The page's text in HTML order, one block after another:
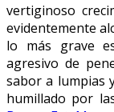
vertiginoso
evidentemente
lo más grave
agresivo de
sabor a lumpias
humillado por